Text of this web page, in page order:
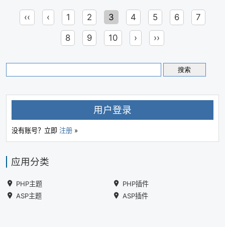
‹‹ ‹ 1 2 3 4 5 6 7
8 9 10 › ››
用户登录
没有账号？立即 注册 »
应用分类
PHP主题
PHP插件
ASP主题
ASP插件